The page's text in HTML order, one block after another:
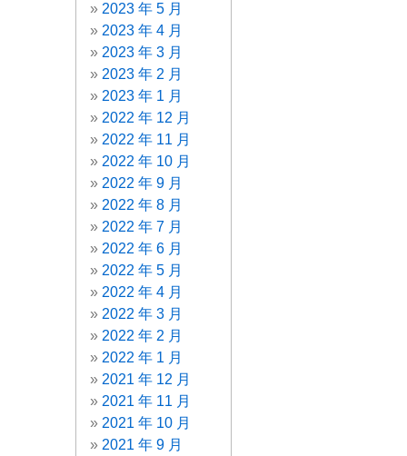
2023 年 5 月
2023 年 4 月
2023 年 3 月
2023 年 2 月
2023 年 1 月
2022 年 12 月
2022 年 11 月
2022 年 10 月
2022 年 9 月
2022 年 8 月
2022 年 7 月
2022 年 6 月
2022 年 5 月
2022 年 4 月
2022 年 3 月
2022 年 2 月
2022 年 1 月
2021 年 12 月
2021 年 11 月
2021 年 10 月
2021 年 9 月